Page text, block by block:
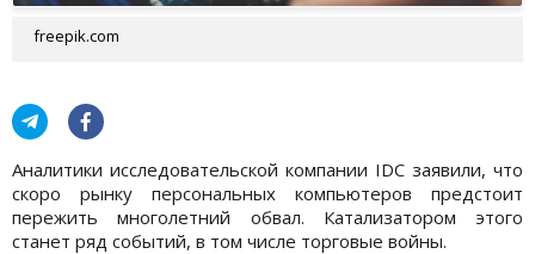
freepik.com
Аналитики исследовательской компании IDC заявили, что
скоро рынку персональных компьютеров предстоит
пережить многолетний обвал. Катализатором этого
станет ряд событий, в том числе торговые войны.